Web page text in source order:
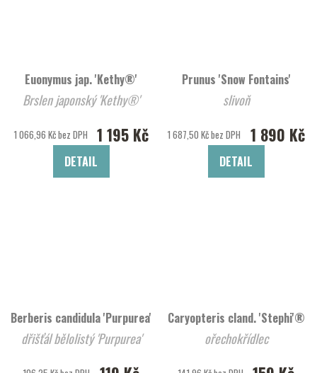
Euonymus jap. 'Kethy®'
Brslen japonský 'Kethy®'
1 066,96 Kč bez DPH 1 195 Kč
DETAIL
Prunus 'Snow Fontains'
slivoň
1 687,50 Kč bez DPH 1 890 Kč
DETAIL
Berberis candidula 'Purpurea'
dřišťál bělolistý 'Purpurea'
Caryopteris cland. 'Stephi'®
ořechokřídlec